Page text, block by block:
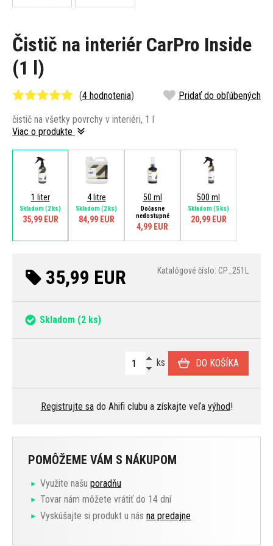
Čistič na interiér CarPro Inside
(1 l)
(4 hodnotenia) Pridať do obľúbených
čistič na všetky povrchy v interiéri, 1 l
Viac o produkte
1 liter
Skladom(2 ks)
35,99 EUR
4 litre
Skladom(2 ks)
84,99 EUR
50 ml
Dočasne
nedostupné
4,99 EUR
500 ml
Skladom(5 ks)
20,99 EUR
35,99 EUR Katalógové číslo: CP_251L
Skladom (2 ks)
ks DO KOŠÍKA
Registrujte sado Ahifi clubu a získajte veľa výhod!
POMÔŽEME VÁM S NÁKUPOM
Využite našu poradňu
Tovar nám môžete vrátiť do 14 dní
Vyskúšajte si produkt u nás na predajne